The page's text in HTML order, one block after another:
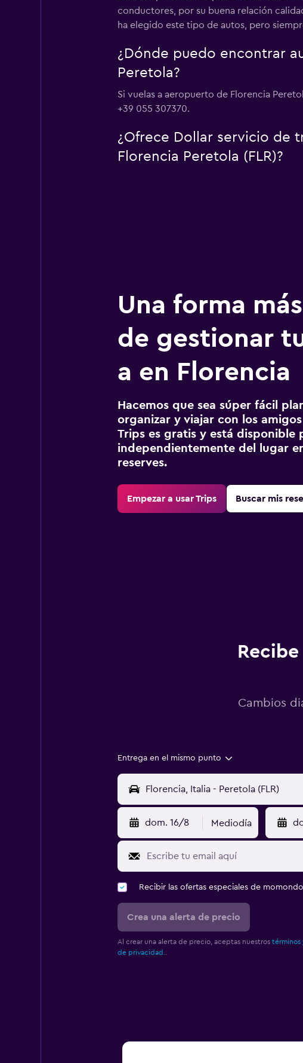
conductores, por su buena relación
ha elegido este tipo de autos, pero
¿Dónde puedo encontrar
Peretola?
Si vuelas a aeropuerto de Florencia
+39 055 307370.
¿Ofrece Dollar servicio de
Florencia Peretola (FLR)?
Una forma
de gestionar
a en Florencia
Hacemos que sea súper fácil
organizar y viajar con los
Trips es gratis y está disponible
independientemente del lugar
reserves.
Empezar a usar Trips Buscar mis
Cambios
Entrega en el mismo punto
dom. 16/8 Mediodía
Recibir las ofertas especiales de momondo
Crea una alerta de precio
Al crear una alerta de precio, aceptas nuestros términos
de privacidad.